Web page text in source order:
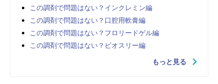
この調剤で問題はない？インクレミン編
この調剤で問題はない？口腔用軟膏編
この調剤で問題はない？フロリードゲル編
この調剤で問題はない？ビオスリー編
もっと見る